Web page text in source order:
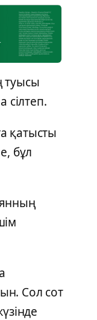
туысы
сілтеп.
қатысты
бұл
Сол сот